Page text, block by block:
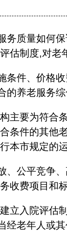
质量如何保
估制度,对
件、价格收
的养老服务
要为符合条
条件的其他
本市规定的
公平竞争、
收费项目和
入院评估制
经老年人或